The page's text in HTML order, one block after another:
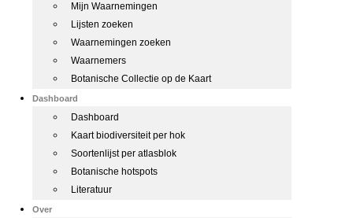
Mijn Waarnemingen
Lijsten zoeken
Waarnemingen zoeken
Waarnemers
Botanische Collectie op de Kaart
Dashboard
Dashboard
Kaart biodiversiteit per hok
Soortenlijst per atlasblok
Botanische hotspots
Literatuur
Over